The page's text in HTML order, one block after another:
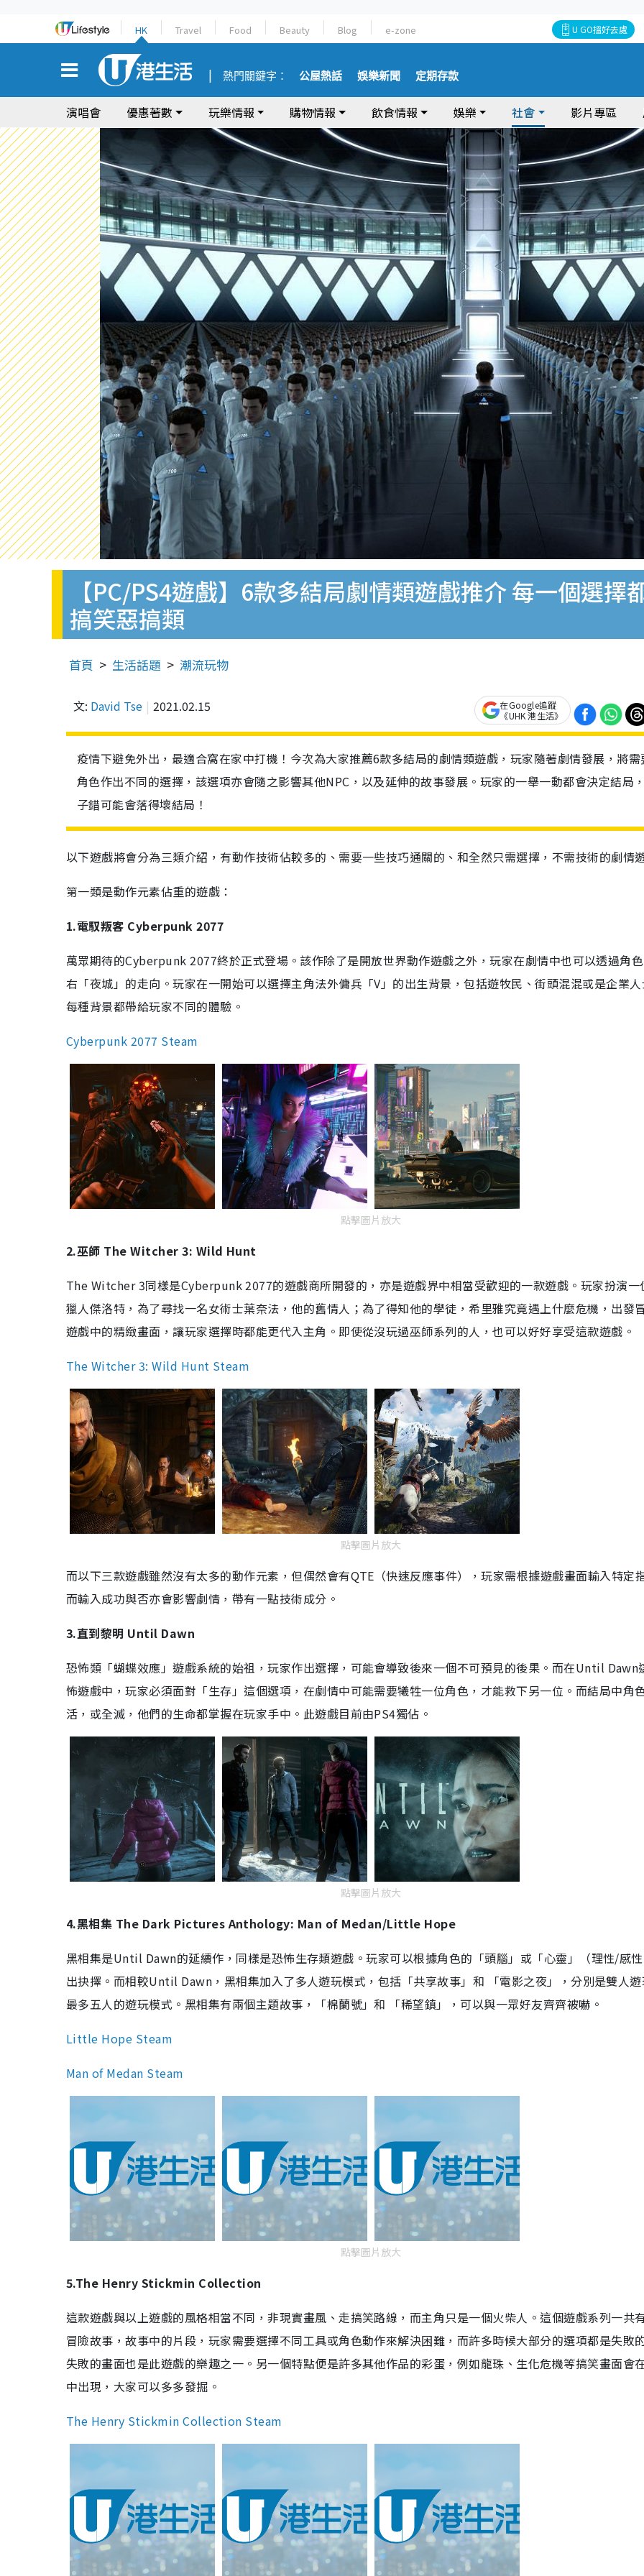
HK Travel Food Beauty Blog e-zone U GO搵好去處
熱門關鍵字： 公屋熱話 娛樂新聞 定期存款
演唱會 優惠著數 玩樂情報 購物情報 飲食情報 娛樂 社會 影片專區
【PC/PS4遊戲】6款多結局劇情類遊戲推介 每一個選
搞笑惡搞類
首頁 生活話題 潮流玩物
文: David Tse 2021.02.15
在Google追蹤
《UHK 港生活》
疫情下避免外出，最適合窩在家中打機！今次為大家推薦6款多結局的劇情類遊戲，玩家隨著劇情發展，將需
角色作出不同的選擇，該選項亦會隨之影響其他NPC，以及延伸的故事發展。玩家的一舉一動都會決定結局
子錯可能會落得壞結局！
以下遊戲將會分為三類介紹，有動作技術佔較多的、需要一些技巧通關的、和全然只需選擇，不需技術的劇情
第一類是動作元素佔重的遊戲：
1.電馭叛客 Cyberpunk 2077
萬眾期待的Cyberpunk 2077終於正式登場。該作除了是開放世界動作遊戲之外，玩家在劇情中也可以透過角
右「夜城」的走向。玩家在一開始可以選擇主角法外傭兵「V」的出生背景，包括遊牧民、街頭混混或是企業人
每種背景都帶給玩家不同的體驗。
Cyberpunk 2077 Steam
點擊圖片放大
2.巫師 The Witcher 3: Wild Hunt
The Witcher 3同樣是Cyberpunk 2077的遊戲商所開發的，亦是遊戲界中相當受歡迎的一款遊戲。玩家扮演一
獵人傑洛特，為了尋找一名女術士葉奈法，他的舊情人；為了得知他的學徒，希里雅究竟遇上什麼危機，出發
遊戲中的精緻畫面，讓玩家選擇時都能更代入主角。即使從沒玩過巫師系列的人，也可以好好享受這款遊戲。
The Witcher 3: Wild Hunt Steam
點擊圖片放大
而以下三款遊戲雖然沒有太多的動作元素，但偶然會有QTE（快速反應事件），玩家需根據遊戲畫面輸入特定
而輸入成功與否亦會影響劇情，帶有一點技術成分。
3.直到黎明 Until Dawn
恐怖類「蝴蝶效應」遊戲系統的始祖，玩家作出選擇，可能會導致後來一個不可預見的後果。而在Until Dawn
怖遊戲中，玩家必須面對「生存」這個選項，在劇情中可能需要犧牲一位角色，才能救下另一位。而結局中角
活，或全滅，他們的生命都掌握在玩家手中。此遊戲目前由PS4獨佔。
點擊圖片放大
4.黑相集 The Dark Pictures Anthology: Man of Medan/Little Hope
黑相集是Until Dawn的延續作，同樣是恐怖生存類遊戲。玩家可以根據角色的「頭腦」或「心靈」（理性/感
出抉擇。而相較Until Dawn，黑相集加入了多人遊玩模式，包括「共享故事」和 「電影之夜」，分別是雙人遊
最多五人的遊玩模式。黑相集有兩個主題故事，「棉蘭號」和 「稀望鎮」，可以與一眾好友齊齊被嚇。
Little Hope Steam
Man of Medan Steam
點擊圖片放大
5.The Henry Stickmin Collection
這款遊戲與以上遊戲的風格相當不同，非現實畫風、走搞笑路線，而主角只是一個火柴人。這個遊戲系列一共
冒險故事，故事中的片段，玩家需要選擇不同工具或角色動作來解決困難，而許多時候大部分的選項都是失敗
失敗的畫面也是此遊戲的樂趣之一。另一個特點便是許多其他作品的彩蛋，例如龍珠、生化危機等搞笑畫面會
中出現，大家可以多多發掘。
The Henry Stickmin Collection Steam